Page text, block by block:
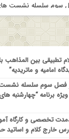
سوم سلسله نشست
های
آموزه وحیانی بینونت
بین المذاهب با
تطبیقی بین المذاهب
امامیه و ماتریدیه”
فصل سوم سلسله
برنامه “چهارشنبه های
تخصصی و کارگاه
خارج کلام و اساتید